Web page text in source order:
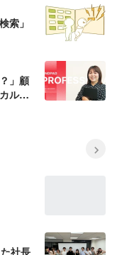
索」
」顧
ル
社長